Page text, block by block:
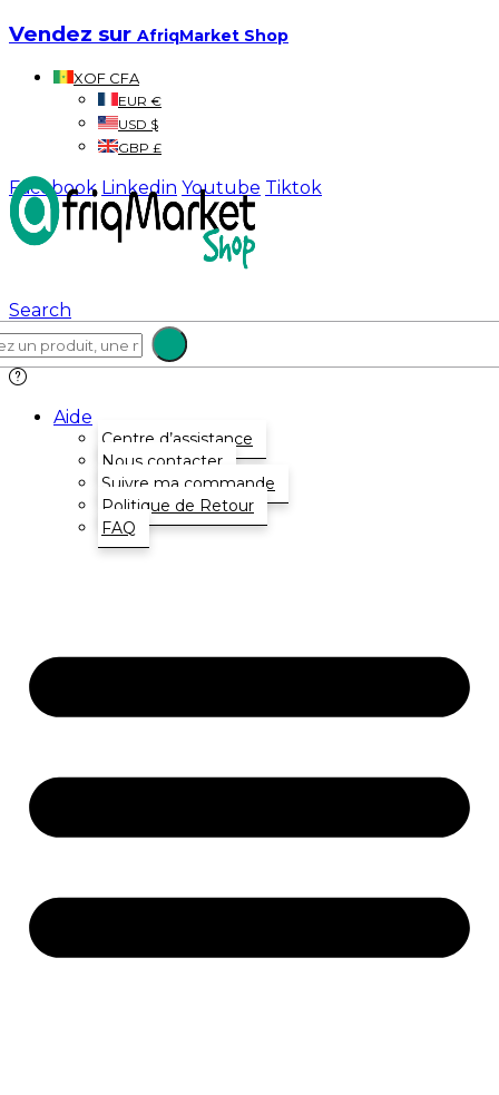
Vendez sur AfriqMarket Shop
XOF CFA
EUR €
USD $
GBP £
Facebook Linkedin Youtube Tiktok
Search
Aide
Centre d’assistance
Nous contacter
Suivre ma commande
Politique de Retour
FAQ